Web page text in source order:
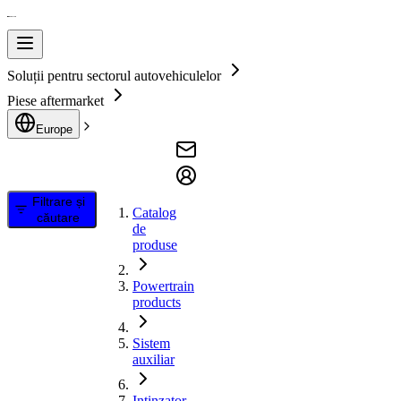
Soluții pentru sectorul autovehiculelor
Piese aftermarket
Europe
Filtrare și
căutare
Catalog
de
produse
Powertrain
products
Sistem
auxiliar